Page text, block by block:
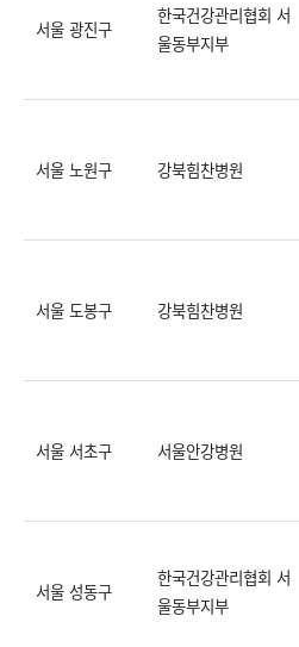
서울 광진구
한국건강관리협회 서
울동부지부
서울 노원구 강북힘찬병원
서울 도봉구 강북힘찬병원
서울 서초구 서울안강병원
서울 성동구
한국건강관리협회 서
울동부지부